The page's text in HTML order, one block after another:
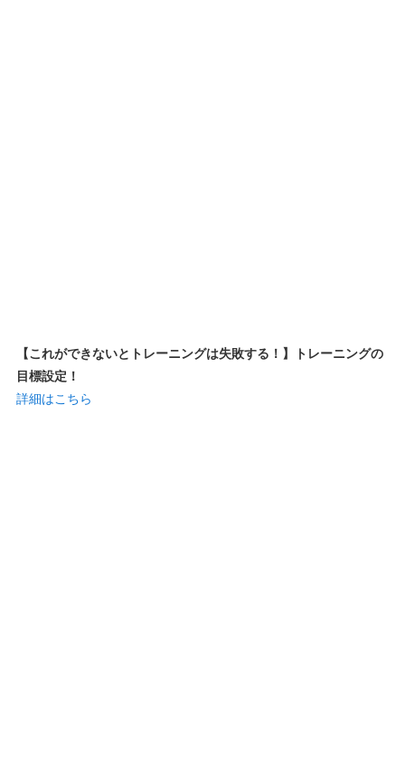
【これができないとトレーニングは失敗する！】トレーニングの
目標設定！
詳細はこちら